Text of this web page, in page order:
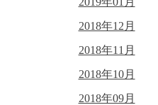
2018年12月
2018年11月
2018年10月
2018年09月